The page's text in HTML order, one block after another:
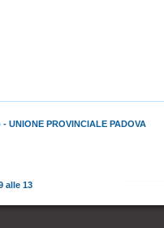
PROVINCIALE PADOVA
alle 13